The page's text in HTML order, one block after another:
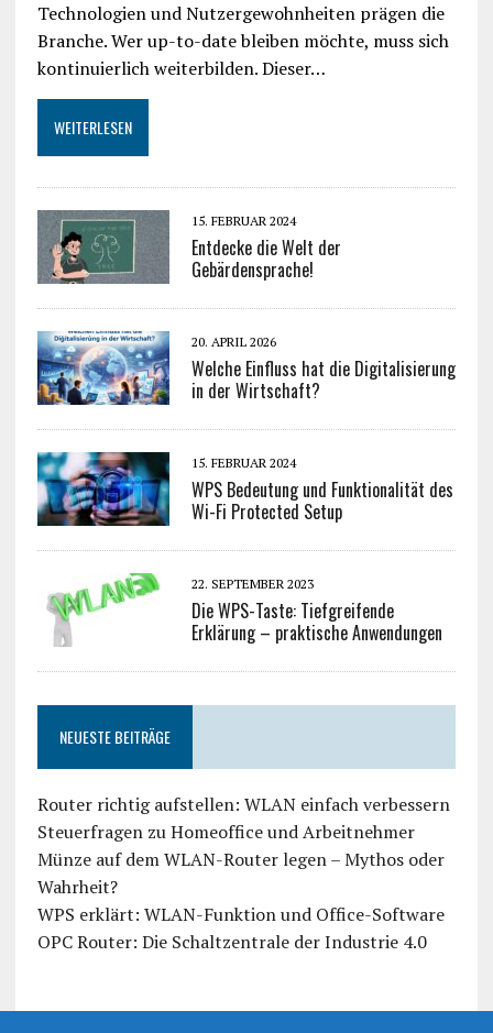
Technologien und Nutzergewohnheiten prägen die
Branche. Wer up-to-date bleiben möchte, muss sich
kontinuierlich weiterbilden. Dieser…
WEITERLESEN
15. FEBRUAR 2024
Entdecke die Welt der
Gebärdensprache!
20. APRIL 2026
Welche Einfluss hat die Digitalisierung
in der Wirtschaft?
15. FEBRUAR 2024
WPS Bedeutung und Funktionalität des
Wi-Fi Protected Setup
22. SEPTEMBER 2023
Die WPS-Taste: Tiefgreifende
Erklärung – praktische Anwendungen
NEUESTE BEITRÄGE
Router richtig aufstellen: WLAN einfach verbessern
Steuerfragen zu Homeoffice und Arbeitnehmer
Münze auf dem WLAN-Router legen – Mythos oder
Wahrheit?
WPS erklärt: WLAN-Funktion und Office-Software
OPC Router: Die Schaltzentrale der Industrie 4.0